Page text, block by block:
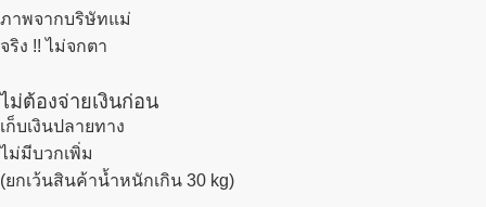
ภาพจากบริษัทแม่
จริง !! ไม่จกตา
ไม่ต้องจ่ายเงินก่อน
เก็บเงินปลายทาง
ไม่มีบวกเพิ่ม
(ยกเว้นสินค้าน้ำหนักเกิน 30 kg)